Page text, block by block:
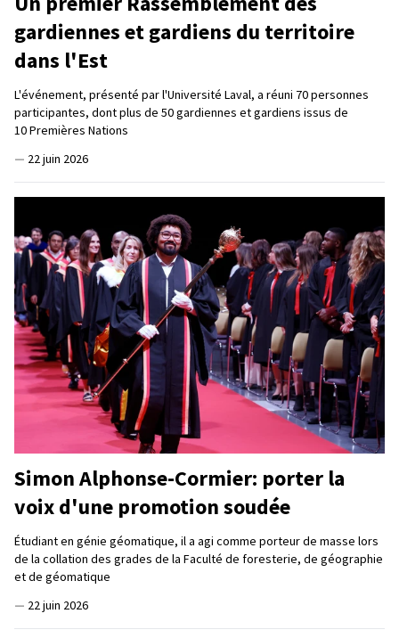
gardiennes et gardiens du territoire
dans l'Est
L'événement, présenté par l'Université Laval, a réuni 70 personnes
participantes, dont plus de 50 gardiennes et gardiens issus de
10 Premières Nations
— 22 juin 2026
Simon Alphonse-Cormier: porter la
voix d'une promotion soudée
Étudiant en génie géomatique, il a agi comme porteur de masse lors
de la collation des grades de la Faculté de foresterie, de géographie
et de géomatique
— 22 juin 2026